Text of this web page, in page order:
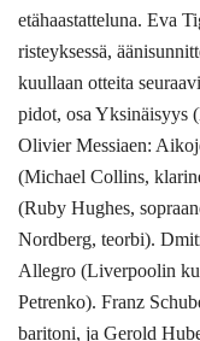
etähaastatteluna. Eva
risteyksessä,
kuullaan otteita
pidot, osa Yksinäisyys
Olivier Messiaen:
(Michael Collins,
(Ruby Hughes,
Nordberg, teorbi).
Allegro (Liverpoolin
Petrenko). Franz
baritoni, ja Gerold